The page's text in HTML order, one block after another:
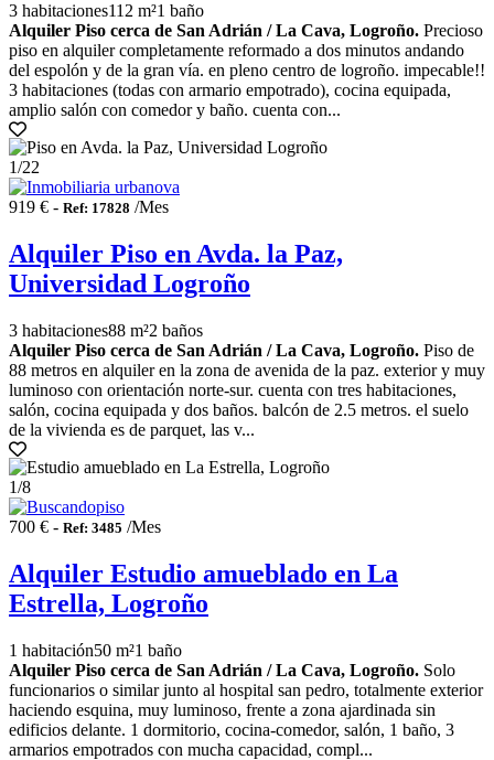
3 habitaciones112 m²1 baño
Alquiler Piso cerca de San Adrián / La Cava, Logroño. Precioso
piso en alquiler completamente reformado a dos minutos andando
del espolón y de la gran vía. en pleno centro de logroño. impecable!!
3 habitaciones (todas con armario empotrado), cocina equipada,
amplio salón con comedor y baño. cuenta con...
1/22
919 € - Ref: 17828 /Mes
Alquiler Piso en Avda. la Paz,
Universidad Logroño
3 habitaciones88 m²2 baños
Alquiler Piso cerca de San Adrián / La Cava, Logroño. Piso de
88 metros en alquiler en la zona de avenida de la paz. exterior y muy
luminoso con orientación norte-sur. cuenta con tres habitaciones,
salón, cocina equipada y dos baños. balcón de 2.5 metros. el suelo
de la vivienda es de parquet, las v...
1/8
700 € - Ref: 3485 /Mes
Alquiler Estudio amueblado en La
Estrella, Logroño
1 habitación50 m²1 baño
Alquiler Piso cerca de San Adrián / La Cava, Logroño. Solo
funcionarios o similar junto al hospital san pedro, totalmente exterior
haciendo esquina, muy luminoso, frente a zona ajardinada sin
edificios delante. 1 dormitorio, cocina-comedor, salón, 1 baño, 3
armarios empotrados con mucha capacidad, compl...